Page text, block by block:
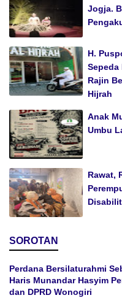
Jogja.
H.
Sepeda
Rajin
Hijrah
Anak
Umbu
Rawat,
SOROTAN
Perdana Bersilaturahmi
Haris Munandar Hasyim
dan DPRD Wonogiri